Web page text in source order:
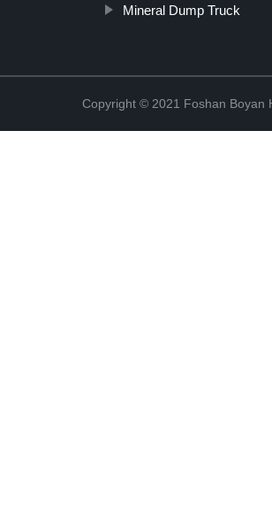
Mineral Dump Truck
Copyright © 2021 Foshan Boyan